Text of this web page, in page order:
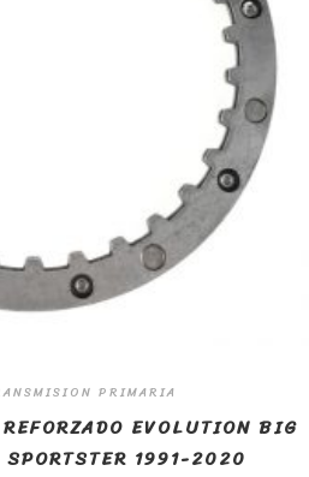
PRIMARIA
EVOLUTION BIG
1991-2020